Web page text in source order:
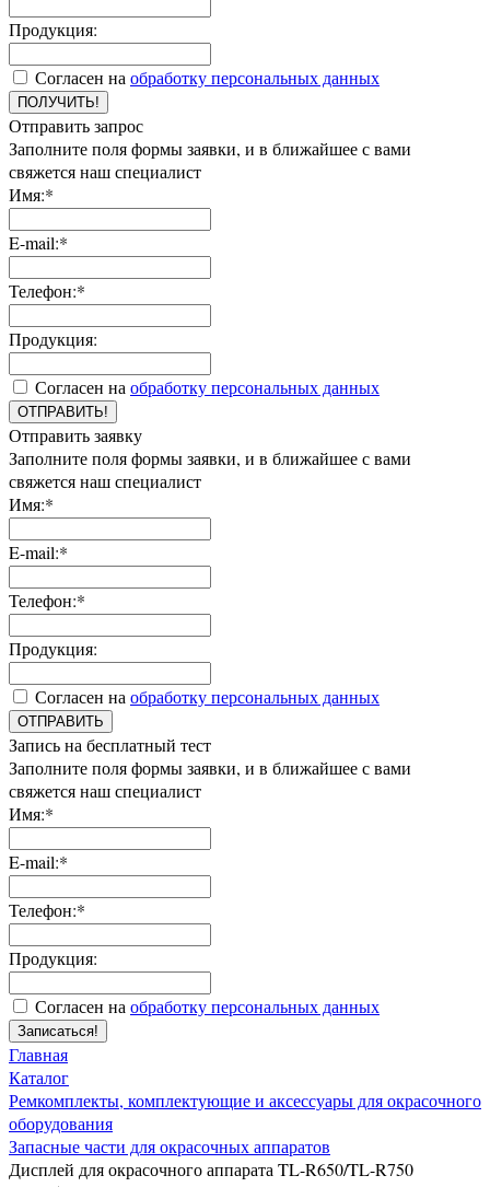
Продукция:
Согласен на обработку персональных данных
ПОЛУЧИТЬ!
Отправить запрос
Заполните поля формы заявки, и в ближайшее с вами
свяжется наш специалист
Имя:*
E-mail:*
Телефон:*
Продукция:
Согласен на обработку персональных данных
ОТПРАВИТЬ!
Отправить заявку
Заполните поля формы заявки, и в ближайшее с вами
свяжется наш специалист
Имя:*
E-mail:*
Телефон:*
Продукция:
Согласен на обработку персональных данных
ОТПРАВИТЬ
Запись на бесплатный тест
Заполните поля формы заявки, и в ближайшее с вами
свяжется наш специалист
Имя:*
E-mail:*
Телефон:*
Продукция:
Согласен на обработку персональных данных
Записаться!
Главная
Каталог
Ремкомплекты, комплектующие и аксессуары для окрасочного
оборудования
Запасные части для окрасочных аппаратов
Дисплей для окрасочного аппарата TL-R650/TL-R750